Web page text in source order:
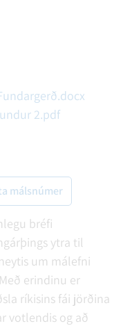
2.pdf
málsnúmer
bréfi
ytra til
um málefni
erindinu er
ríkisins fái jörðina
votlendis og að